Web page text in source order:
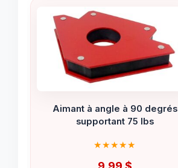
Aimant à angle à 90 degrés
supportant 75 lbs